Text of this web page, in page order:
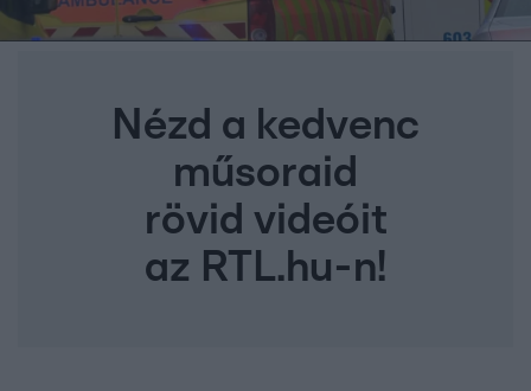
Nézd a kedvenc
műsoraid
rövid videóit
az RTL.hu-n!